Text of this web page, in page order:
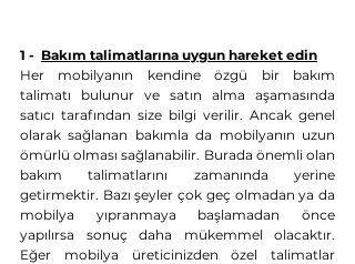
1 - Bakım talimatlarına uygun hareket edin
Her mobilyanın kendine özgü bir bakım
talimatı bulunur ve satın alma aşamasında
satıcı tarafından size bilgi verilir. Ancak genel
olarak sağlanan bakımla da mobilyanın uzun
ömürlü olması sağlanabilir. Burada önemli olan
bakım talimatlarını zamanında yerine
getirmektir. Bazı şeyler çok geç olmadan ya da
mobilya yıpranmaya başlamadan önce
yapılırsa sonuç daha mükemmel olacaktır.
Eğer mobilya üreticinizden özel talimatlar